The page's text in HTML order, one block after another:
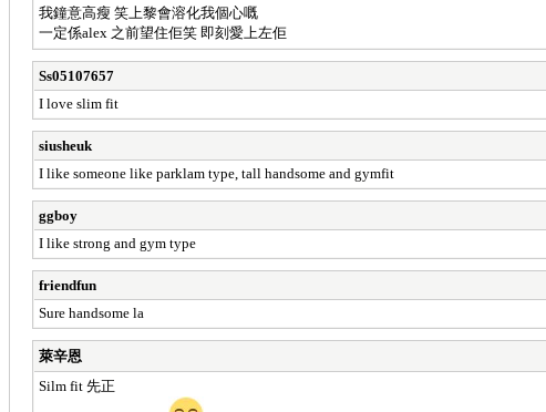
我鐘意高瘦 笑上黎會溶化我個心嘅
一定係alex 之前望住佢笑 即刻愛上左佢
Ss05107657
I love slim fit
siusheuk
I like someone like parklam type, tall handsome and gymfit
ggboy
I like strong and gym type
friendfun
Sure handsome la
萊辛恩
Silm fit 先正